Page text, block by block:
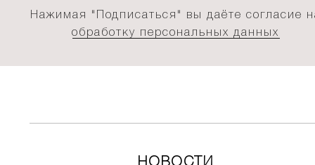
Нажимая "Подписаться" вы даёте согласие
обработку персональных данных